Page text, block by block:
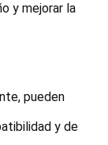
y mejorar la
pueden
y de